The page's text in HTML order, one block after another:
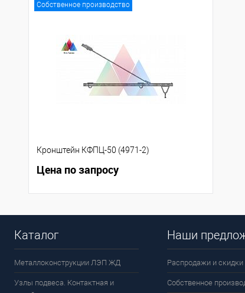
Собственное производство
Кронштейн КФПЦ-50 (4971-2)
Цена по запросу
Каталог
Металлоконструкции ЛЭП ЖД
Узлы подвеса. Контактная и
Наши
Распродажи и скидки
Собственное